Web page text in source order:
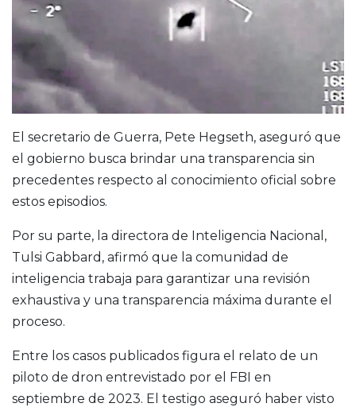
El secretario de Guerra, Pete Hegseth, aseguró que
el gobierno busca brindar una transparencia sin
precedentes respecto al conocimiento oficial sobre
estos episodios.
Por su parte, la directora de Inteligencia Nacional,
Tulsi Gabbard , afirmó que la comunidad de
inteligencia trabaja para garantizar una revisión
exhaustiva y una transparencia máxima durante el
proceso.
Entre los casos publicados figura el relato de un
piloto de dron entrevistado por el FBI en
septiembre de 2023. El testigo aseguró haber visto